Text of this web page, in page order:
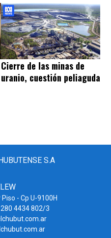
Cierre de las minas de
uranio, cuestión peliaguda
S.A
- Cp U-9100H
4434 802/3